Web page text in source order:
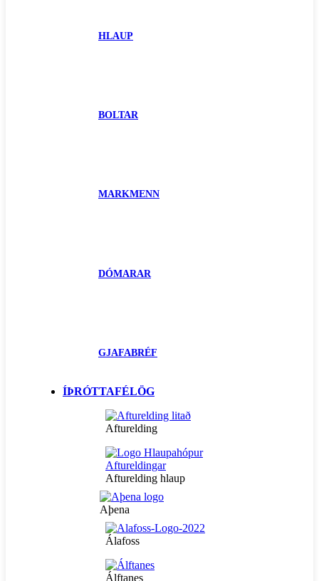
HLAUP
BOLTAR
MARKMENN
DÓMARAR
GJAFABRÉF
ÍÞRÓTTAFÉLÖG
Afturelding
Afturelding hlaup
Aþena
Álafoss
Álftanes